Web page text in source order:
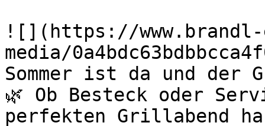
![](https://
media/
Sommer ist da und
🌿 Ob Besteck oder
perfekten Grillabend